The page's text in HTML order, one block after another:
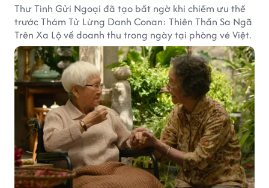
Thư Tình Gửi Ngoại đã tạo bất ngờ khi chiếm ưu thế
trước Thám Tử Lừng Danh Conan: Thiên Thần Sa Ngã
Trên Xa Lộ về doanh thu trong ngày tại phòng vé Việt.